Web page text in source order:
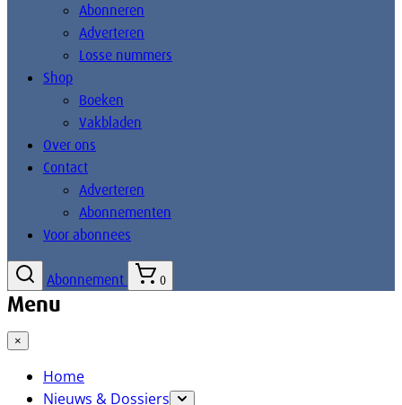
Abonneren
Adverteren
Losse nummers
Shop
Boeken
Vakbladen
Over ons
Contact
Adverteren
Abonnementen
Voor abonnees
Abonnement 0
Menu
×
Home
Nieuws & Dossiers